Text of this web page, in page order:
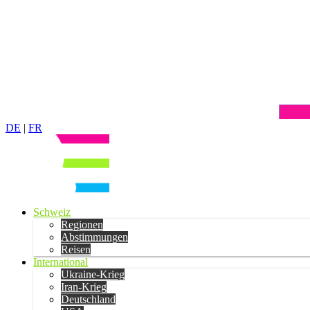
DE | FR
Schweiz
Regionen
Abstimmungen
Reisen
International
Ukraine-Krieg
Iran-Krieg
Deutschland